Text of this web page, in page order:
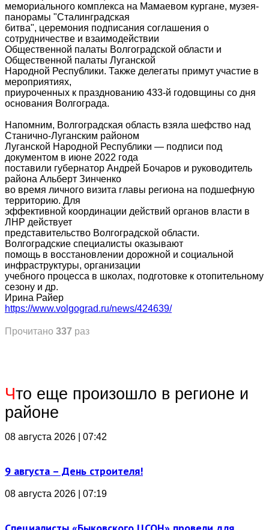
мемориального комплекса на Мамаевом кургане, музея-
панорамы "Сталинградская
битва", церемония подписания соглашения о
сотрудничестве и взаимодействии
Общественной палаты Волгоградской области и
Общественной палаты Луганской
Народной Республики. Также делегаты примут участие в
мероприятиях,
приуроченных к празднованию 433-й годовщины со дня
основания Волгограда.
Напомним, Волгоградская область взяла шефство над
Станично-Луганским районом
Луганской Народной Республики — подписи под
документом в июне 2022 года
поставили губернатор Андрей Бочаров и руководитель
района Альберт Зинченко
во время личного визита главы региона на подшефную
территорию. Для
эффективной координации действий органов власти в
ЛНР действует
представительство Волгоградской области.
Волгоградские специалисты оказывают
помощь в восстановлении дорожной и социальной
инфраструктуры, организации
учебного процесса в школах, подготовке к отопительному
сезону и др.
Ирина Райер
https://www.volgograd.ru/news/424639/
Прочитано 337 раз
Что еще произошло в регионе и
районе
08 августа 2026 | 07:42
9 августа – День строителя!
08 августа 2026 | 07:19